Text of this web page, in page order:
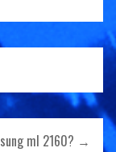
ml 2160? →